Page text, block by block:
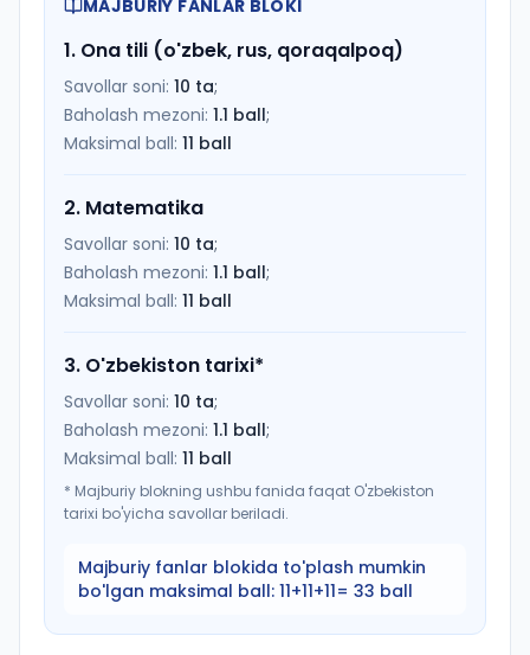
MAJBURIY FANLAR BLOKI
1. Ona tili (o'zbek, rus, qoraqalpoq)
Savollar soni: 10 ta;
Baholash mezoni: 1.1 ball;
Maksimal ball: 11 ball
2. Matematika
Savollar soni: 10 ta;
Baholash mezoni: 1.1 ball;
Maksimal ball: 11 ball
3. O'zbekiston tarixi*
Savollar soni: 10 ta;
Baholash mezoni: 1.1 ball;
Maksimal ball: 11 ball
* Majburiy blokning ushbu fanida faqat O'zbekiston
tarixi bo'yicha savollar beriladi.
Majburiy fanlar blokida to'plash mumkin
bo'lgan maksimal ball: 11+11+11= 33 ball